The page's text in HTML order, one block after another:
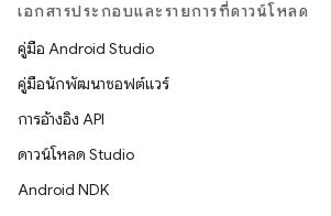
เอกสารประกอบและรายการที่ดาวน์โหลด
คู่มือ Android Studio
คู่มือนักพัฒนาซอฟต์แวร์
การอ้างอิง API
ดาวน์โหลด Studio
Android NDK